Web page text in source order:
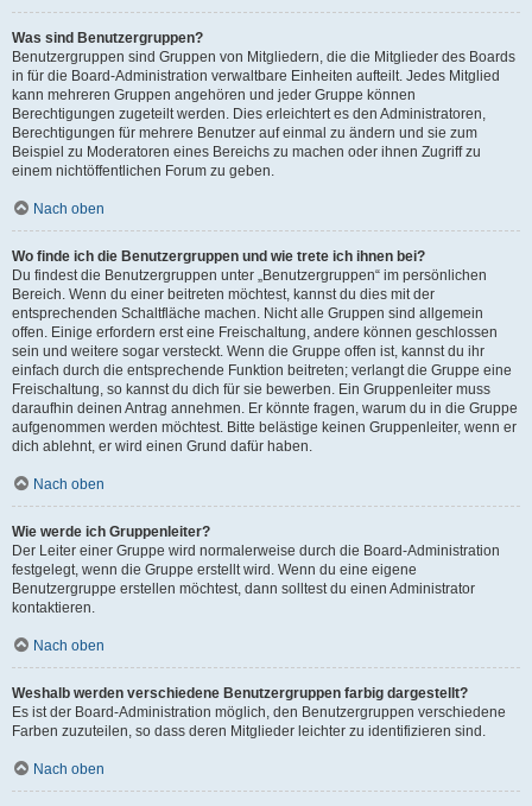
Was sind Benutzergruppen?
Benutzergruppen sind Gruppen von Mitgliedern, die die Mitglieder des Boards
in für die Board-Administration verwaltbare Einheiten aufteilt. Jedes Mitglied
kann mehreren Gruppen angehören und jeder Gruppe können
Berechtigungen zugeteilt werden. Dies erleichtert es den Administratoren,
Berechtigungen für mehrere Benutzer auf einmal zu ändern und sie zum
Beispiel zu Moderatoren eines Bereichs zu machen oder ihnen Zugriff zu
einem nichtöffentlichen Forum zu geben.
Nach oben
Wo finde ich die Benutzergruppen und wie trete ich ihnen bei?
Du findest die Benutzergruppen unter „Benutzergruppen“ im persönlichen
Bereich. Wenn du einer beitreten möchtest, kannst du dies mit der
entsprechenden Schaltfläche machen. Nicht alle Gruppen sind allgemein
offen. Einige erfordern erst eine Freischaltung, andere können geschlossen
sein und weitere sogar versteckt. Wenn die Gruppe offen ist, kannst du ihr
einfach durch die entsprechende Funktion beitreten; verlangt die Gruppe eine
Freischaltung, so kannst du dich für sie bewerben. Ein Gruppenleiter muss
daraufhin deinen Antrag annehmen. Er könnte fragen, warum du in die Gruppe
aufgenommen werden möchtest. Bitte belästige keinen Gruppenleiter, wenn er
dich ablehnt, er wird einen Grund dafür haben.
Nach oben
Wie werde ich Gruppenleiter?
Der Leiter einer Gruppe wird normalerweise durch die Board-Administration
festgelegt, wenn die Gruppe erstellt wird. Wenn du eine eigene
Benutzergruppe erstellen möchtest, dann solltest du einen Administrator
kontaktieren.
Nach oben
Weshalb werden verschiedene Benutzergruppen farbig dargestellt?
Es ist der Board-Administration möglich, den Benutzergruppen verschiedene
Farben zuzuteilen, so dass deren Mitglieder leichter zu identifizieren sind.
Nach oben